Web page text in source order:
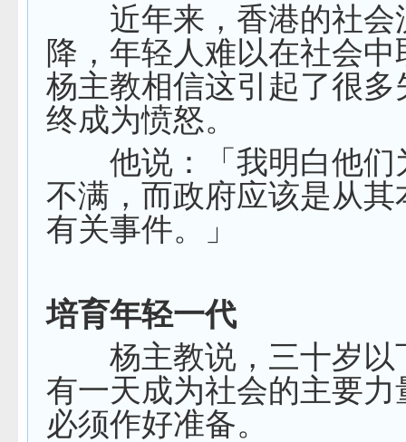
近年来，香港的社会
降，年轻人难以在社会
杨主教相信这引起了很多
终成为愤怒。
他说：「我明白他们
不满，而政府应该是从其
有关事件。」
培育年轻一代
杨主教说，三十岁以
有一天成为社会的主要力
必须作好准备。